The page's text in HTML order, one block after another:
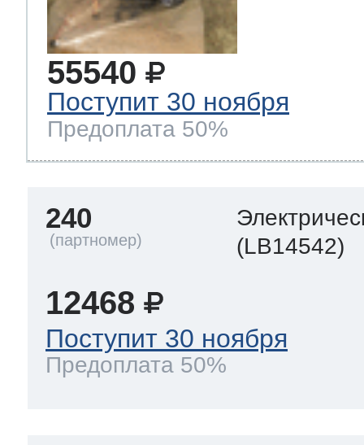
55540
Поступит 30 ноября
Предоплата 50%
240
(LB14542)
12468
Поступит 30 ноября
Предоплата 50%